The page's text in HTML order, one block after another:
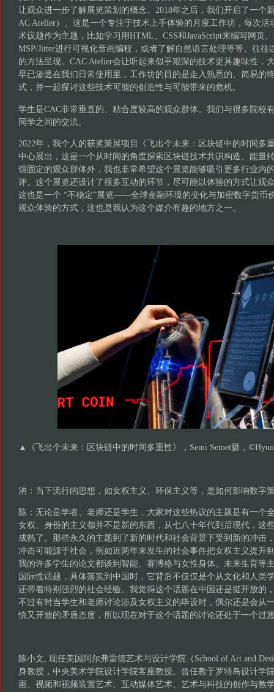
让观众进一步了解展览策划的概念。2018年之后，我们开启了一
AC Atelier）。这是一个专注于技术上手体验的月度工作坊，每次活
术议题作为主题，比如学习用HTML、CSS和JavaScript来编写网页
MSP/Jitter进行可视化音画编程，或者了解自然语言处理等等。往往
的方法呈现。CAC Atelier会让听起来似乎艰深的技术更具趣味性，
早已渗透在我们日常使用里，工作坊的目的是走入熟悉的、简易的
式，并一起探讨这些技术可能的创造性与可能带来的危机。
学生是CAC非常垂直的、粘合度较高的观众群体。我们与很多院校
同学之间的交流。
2022年，我个人的获奖策展项目《飞出个未来：区块链中的时间多
中心展出，这是一个从时间的角度探索区块链技术共识构造、能量
馆固定的观众群体外，我也非常希望这个展览能够吸引更多行业内
评。这个展览还设计了很多互动的环节，尽可能以体验的方式让观
这也是一个 “不稳定”展览——全球金融环境的变化与加密数字货币
观众体验的方式，这也是我认为这个媒介有趣的地方之一。
▲《飞出个未来：区块链中的时间多重性》，Semi Semet摄，
汭：当下流行的思想，如女权主义、环保主义等，是如何影响数字
陈：无论是学者、老师还是学生，大家对这些热议的主题是有一个
女权、身份的主义都并不是新的东西，从七八十年代到后现代，这
成熟了。那些永久的主题到了新的时代和社会背景下受到新的冲击
冲击可能源于社会，例如近两年来发生的社会事件把女权主义提升
我的许多学生的论文都谈到智能、赛博格与女性身体、未来生育等
国际性话题，具体落实到中国时，它背后不仅仅是个从文化和人类
还带着特别强烈的社会经验。我觉得这个话题在中国还是挺开放的
不过有时当学生和老师讨论涉及女权主义的毕设时，偶尔还是会从
慎又开放的矛盾态度，所以现在对于这个话题的讨论还处于一个过
陈小文, 现任美国阿尔弗雷德艺术与设计学院（School of Art and
身教授，中央美术学院设计学院客座教授。曾任教于罗特岛设计学
画、视频和视频装置艺术、互动媒体艺术、艺术与科技的创作与教